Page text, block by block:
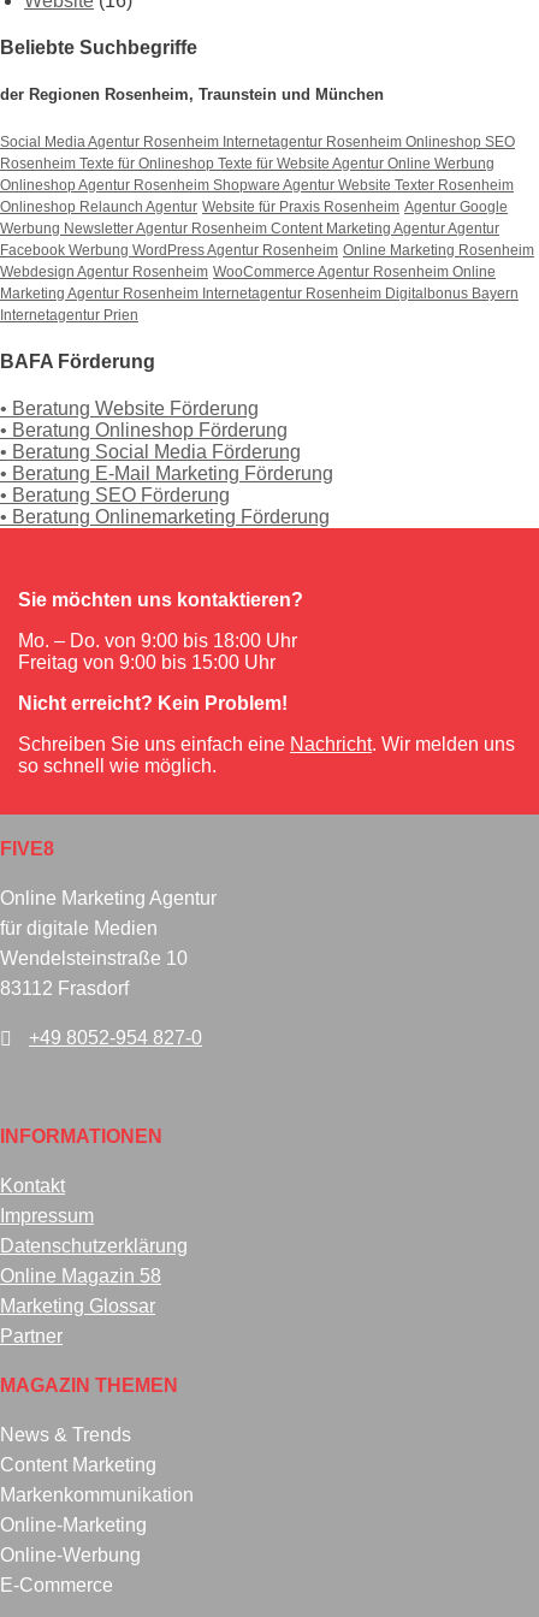
Beliebte Suchbegriffe
der Regionen Rosenheim, Traunstein und München
Social Media Agentur Rosenheim Internetagentur Rosenheim Onlineshop SEO
Rosenheim Texte für Onlineshop Texte für Website Agentur Online Werbung
Onlineshop Agentur Rosenheim Shopware Agentur Website Texter Rosenheim
Onlineshop Relaunch Agentur Website für Praxis Rosenheim Agentur Google
Werbung Newsletter Agentur Rosenheim Content Marketing AgenturAgentur
Facebook Werbung WordPress Agentur Rosenheim Online Marketing Rosenheim
Webdesign Agentur Rosenheim WooCommerce Agentur Rosenheim Online
Marketing Agentur Rosenheim Internetagentur Rosenheim Digitalbonus Bayern
Internetagentur Prien
BAFA Förderung
• Beratung Website Förderung
• Beratung Onlineshop Förderung
• Beratung Social Media Förderung
• Beratung E-Mail Marketing Förderung
• Beratung SEO Förderung
• Beratung Onlinemarketing Förderung
Sie möchten uns kontaktieren?
Mo. – Do. von 9:00 bis 18:00 Uhr
Freitag von 9:00 bis 15:00 Uhr
Nicht erreicht? Kein Problem!
Schreiben Sie uns einfach eine Nachricht. Wir melden uns
so schnell wie möglich.
FIVE8
Online Marketing Agentur
für digitale Medien
Wendelsteinstraße 10
83112 Frasdorf
+49 8052-954 827-0
INFORMATIONEN
Kontakt
Impressum
Datenschutzerklärung
Online Magazin 58
Marketing Glossar
Partner
MAGAZIN THEMEN
News & Trends
Content Marketing
Markenkommunikation
Online-Marketing
Online-Werbung
E-Commerce